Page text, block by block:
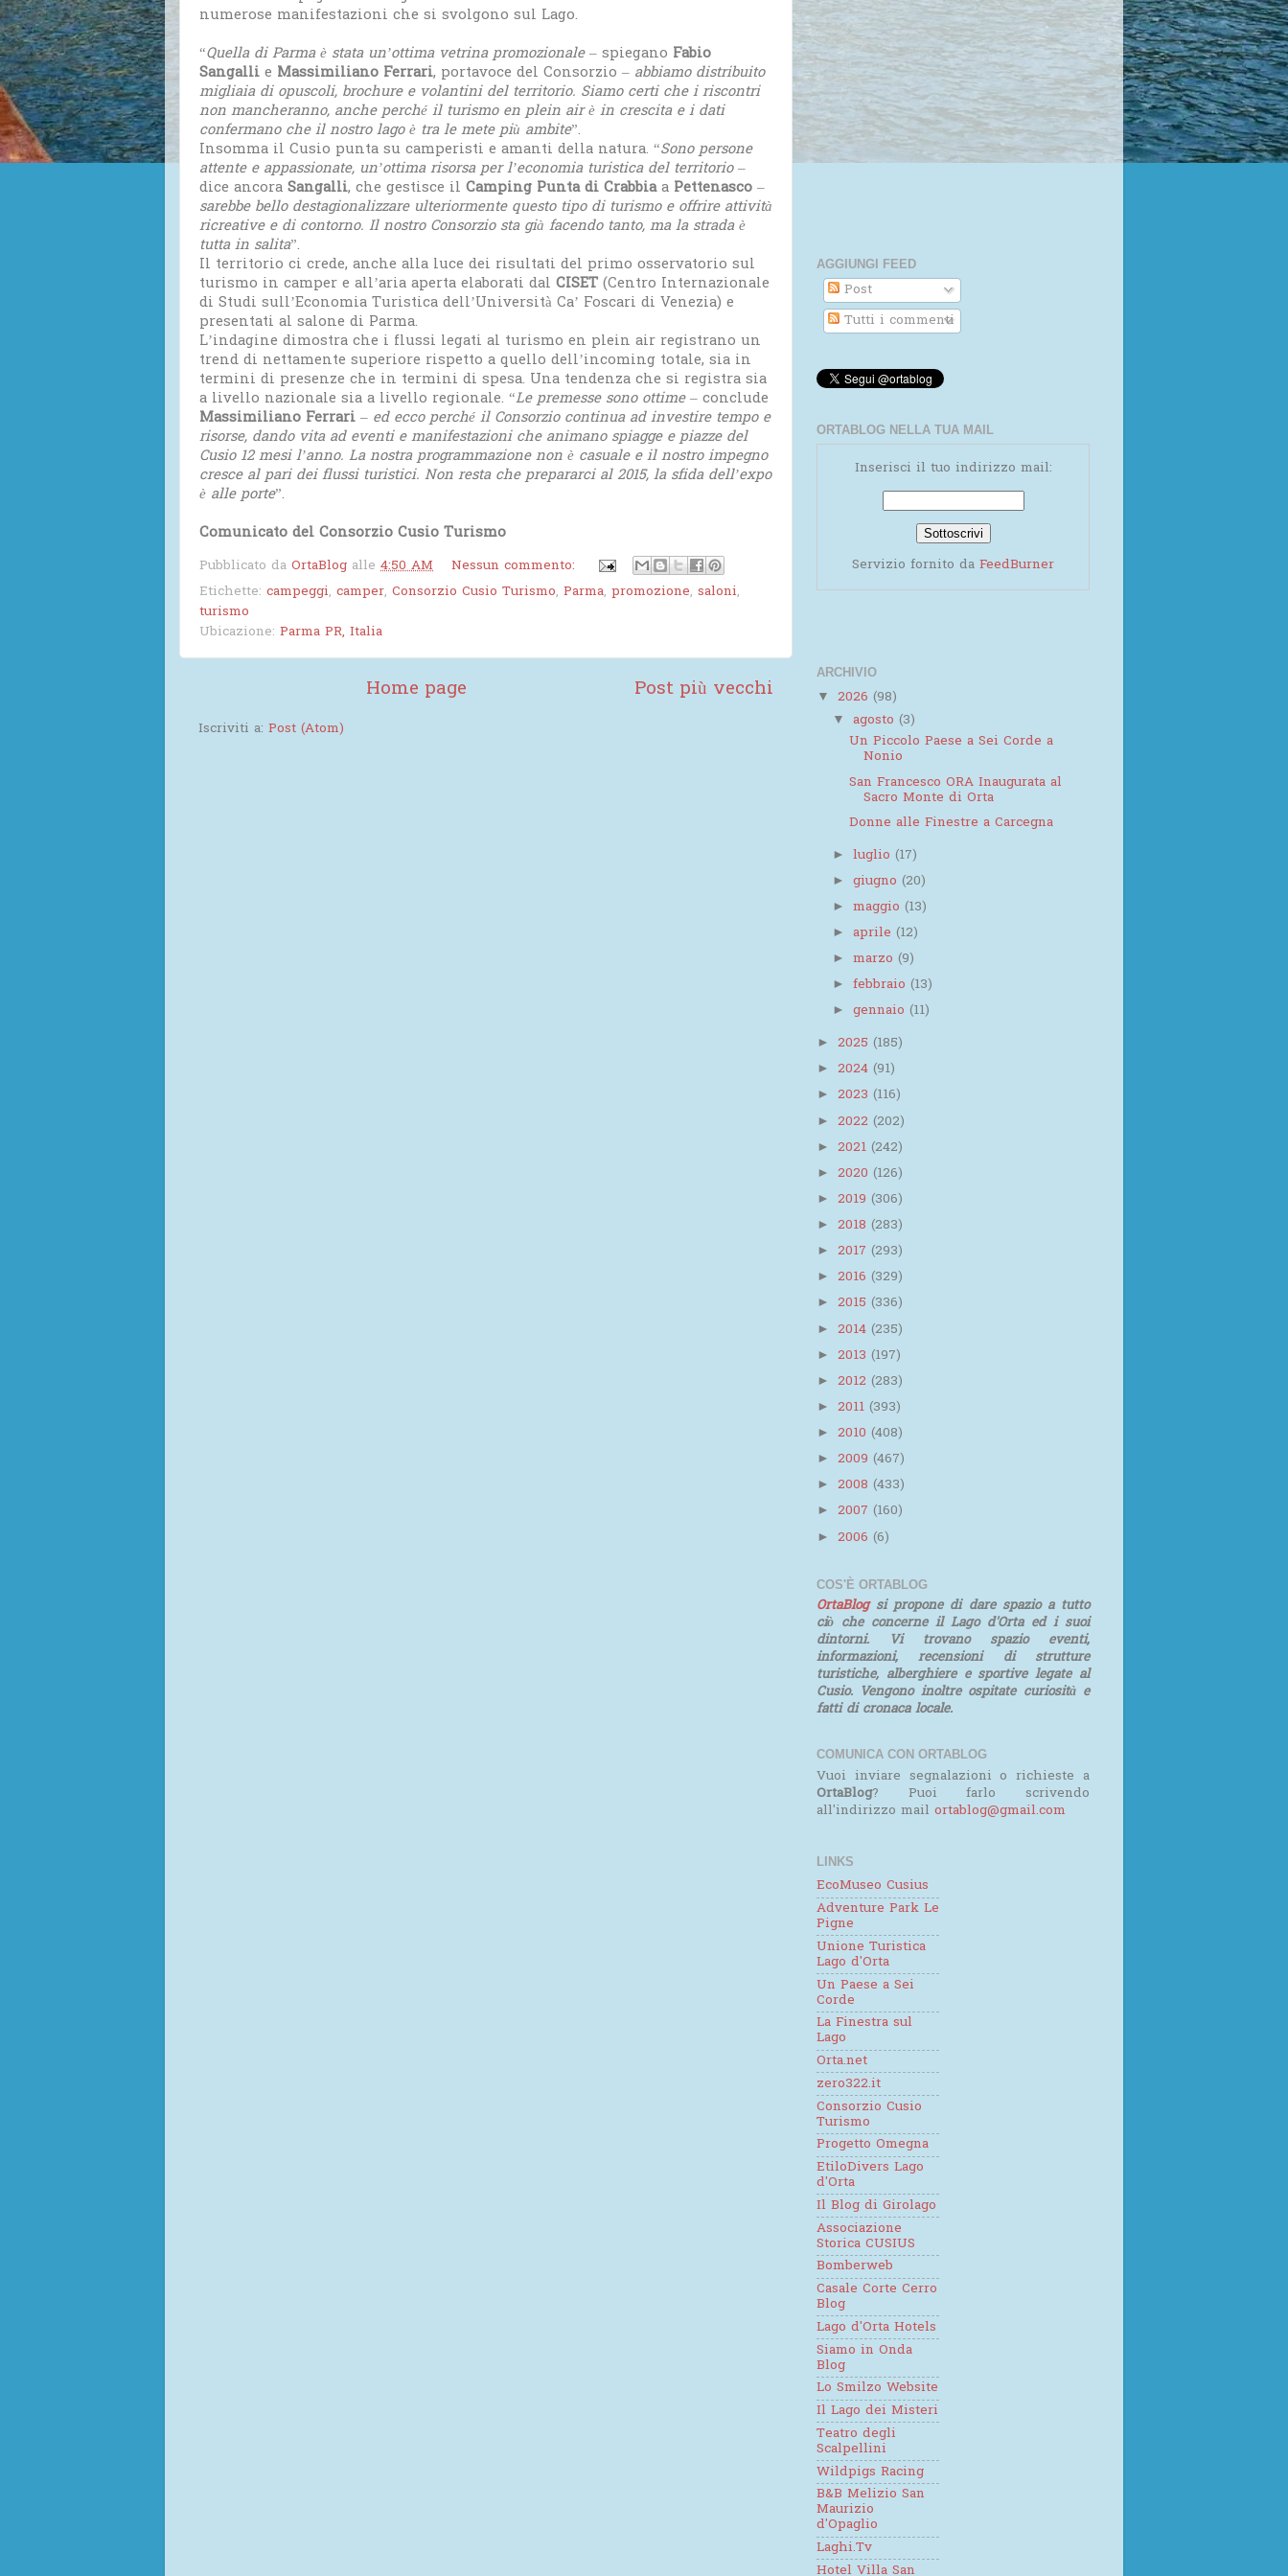
numerose manifestazioni che si svolgono sul Lago.
“Quella di Parma è stata un’ottima vetrina promozionale– spiegano Fabio
Sangalli e Massimiliano Ferrari, portavoce del Consorzio – abbiamo distribuito
migliaia di opuscoli, brochure e volantini del territorio. Siamo certi che i riscontri
non mancheranno, anche perché il turismo en plein air è in crescita e i dati
confermano che il nostro lago è tra le mete più ambite”.
Insomma il Cusio punta su camperisti e amanti della natura. “Sono persone
attente e appassionate, un’ottima risorsa per l’economia turistica del territorio–
dice ancora Sangalli, che gestisce il Camping Punta di Crabbiaa Pettenasco –
sarebbe bello destagionalizzare ulteriormente questo tipo di turismo e offrire attività
ricreative e di contorno. Il nostro Consorzio sta già facendo tanto, ma la strada è
tutta in salita”.
Il territorio ci crede, anche alla luce dei risultati del primo osservatorio sul
turismo in camper e all’aria aperta elaborati dal CISET (Centro Internazionale
di Studi sull’Economia Turistica dell’Università Ca’ Foscari di Venezia) e
presentati al salone di Parma.
L’indagine dimostra che i flussi legati al turismo en plein air registrano un
trend di nettamente superiore rispetto a quello dell’incoming totale, sia in
termini di presenze che in termini di spesa. Una tendenza che si registra sia
a livello nazionale sia a livello regionale. “Le premesse sono ottime– conclude
Massimiliano Ferrari – ed ecco perché il Consorzio continua ad investire tempo e
risorse, dando vita ad eventi e manifestazioni che animano spiagge e piazze del
Cusio 12 mesi l’anno. La nostra programmazione non è casuale e il nostro impegno
cresce al pari dei flussi turistici. Non resta che prepararci al 2015, la sfida dell’expo
è alle porte”.
Comunicato del Consorzio Cusio Turismo
Pubblicato da OrtaBlog alle 4:50 AM
Nessun commento:
Etichette: campeggi, camper, Consorzio Cusio Turismo, Parma, promozione, saloni,
turismo
Ubicazione: Parma PR, Italia
Post più vecchi
Home page
Iscriviti a: Post (Atom)
Powered byHelplogger
AGGIUNGI FEED
Post
Tutti i commenti
ORTABLOG NELLA TUA MAIL
Inserisci il tuo indirizzo mail:
Servizio fornito da FeedBurner
ARCHIVIO
▼ 2026 (98)
▼agosto(3)
Un Piccolo Paese a Sei Corde a
Nonio
San Francesco ORA Inaugurata al
Sacro Monte di Orta
Donne alle Finestre a Carcegna
►luglio(17)
►giugno(20)
►maggio(13)
►aprile(12)
►marzo(9)
►febbraio(13)
►gennaio(11)
► 2025 (185)
► 2024 (91)
► 2023 (116)
► 2022 (202)
► 2021 (242)
► 2020 (126)
► 2019 (306)
► 2018 (283)
► 2017 (293)
► 2016 (329)
► 2015 (336)
► 2014 (235)
► 2013 (197)
► 2012 (283)
► 2011 (393)
► 2010 (408)
► 2009 (467)
► 2008 (433)
► 2007 (160)
► 2006 (6)
COS'È ORTABLOG
OrtaBlog si propone di dare spazio a tutto
ciò che concerne il Lago d'Orta ed i suoi
dintorni. Vi trovano spazio eventi,
informazioni, recensioni di strutture
turistiche, alberghiere e sportive legate al
Cusio. Vengono inoltre ospitate curiosità e
fatti di cronaca locale.
COMUNICA CON ORTABLOG
Vuoi inviare segnalazioni o richieste a
OrtaBlog? Puoi farlo scrivendo
all'indirizzo mail ortablog@gmail.com
LINKS
EcoMuseo Cusius
Adventure Park Le
Pigne
Unione Turistica
Lago d'Orta
Un Paese a Sei
Corde
La Finestra sul
Lago
Orta.net
zero322.it
Consorzio Cusio
Turismo
Progetto Omegna
EtiloDivers Lago
d'Orta
Il Blog di Girolago
Associazione
Storica CUSIUS
Bomberweb
Casale Corte Cerro
Blog
Lago d'Orta Hotels
Siamo in Onda
Blog
Lo Smilzo Website
Il Lago dei Misteri
Teatro degli
Scalpellini
Wildpigs Racing
B&B Melizio San
Maurizio
d'Opaglio
Laghi.Tv
Hotel Villa San